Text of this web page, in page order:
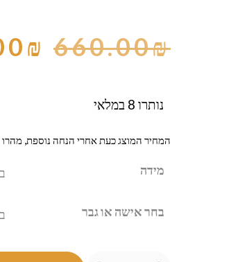
660.00₪
₪
נותרו 8 במלאי
המחיר המוצג כעת אחרי הנחה נוספת, מהרו
מידה
בחר אישה או גבר